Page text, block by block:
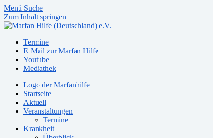
Menü Suche
Zum Inhalt springen
Termine
E-Mail zur Marfan Hilfe
Youtube
Mediathek
Logo der Marfanhilfe
Startseite
Aktuell
Veranstaltungen
Termine
Krankheit